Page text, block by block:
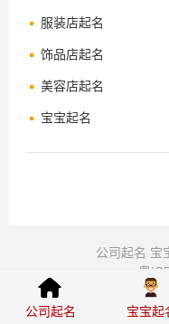
服装店起名
饰品店起名
美容店起名
宝宝起名
公司起名 宝
粤
© 周易起名-公司起名-
弘扬传统文化，破除封
公司起名 宝宝起